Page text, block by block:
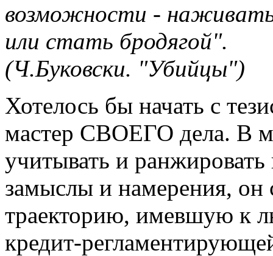
возможности -
или стать бродягой".
(Ч.Буковски. "Убийцы")
Хотелось бы начать с
мастер СВОЕГО дела. В
учитывать и ранжировать
замыслы и намерения, он
траекторию, имевшую к
кредит-